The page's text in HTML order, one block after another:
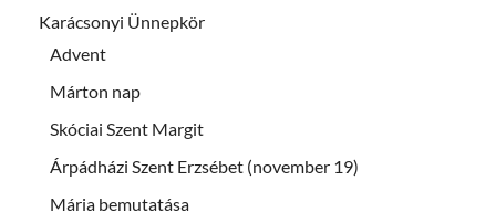
Karácsonyi Ünnepkör
Advent
Márton nap
Skóciai Szent Margit
Árpádházi Szent Erzsébet (november 19)
Mária bemutatása